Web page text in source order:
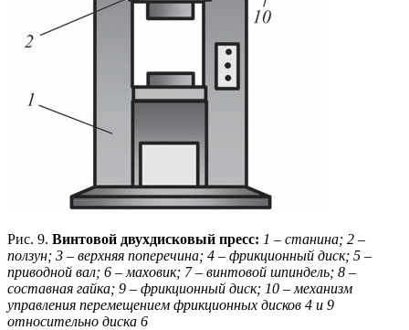
Рис. 9. Винтовой двухдисковый пресс: 1 – станина; 2 –
ползун; 3 – верхняя поперечина; 4 – фрикционный диск; 5 –
приводной вал; 6 – маховик; 7 – винтовой шпиндель; 8 –
составная гайка; 9 – фрикционный диск; 10 – механизм
управления перемещением фрикционных дисков 4 и 9
относительно диска 6